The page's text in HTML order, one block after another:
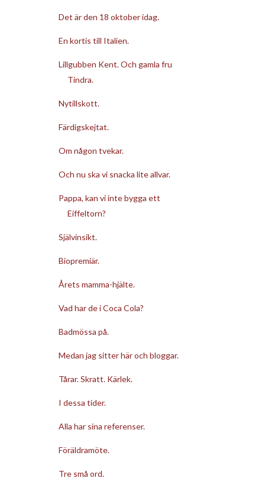
Det är den 18 oktober idag.
En kortis till Italien.
Lillgubben Kent. Och gamla fru
Tindra.
Nytillskott.
Färdigskejtat.
Om någon tvekar.
Och nu ska vi snacka lite allvar.
Pappa, kan vi inte bygga ett
Eiffeltorn?
Självinsikt.
Biopremiär.
Årets mamma-hjälte.
Vad har de i Coca Cola?
Badmössa på.
Medan jag sitter här och bloggar.
Tårar. Skratt. Kärlek.
I dessa tider.
Alla har sina referenser.
Föräldramöte.
Tre små ord.